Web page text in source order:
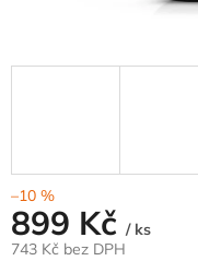
–10 %
899 Kč / ks
743 Kč bez DPH